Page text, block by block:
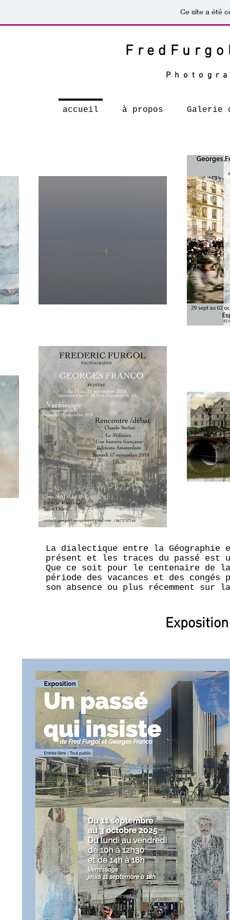
Ce site a été
accueil à propos Galerie
La dialectique entre la
présent et les traces du passé est
Que ce soit pour le centenaire
période des vacances et des
son absence ou plus récemment sur